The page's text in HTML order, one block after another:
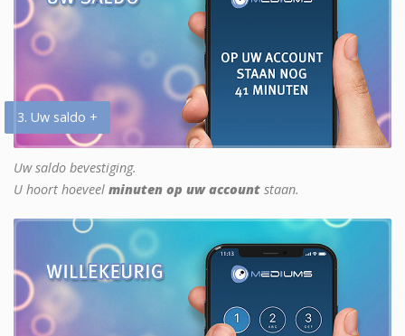
3. Uw saldo +
Uw saldo bevestiging.
U hoort hoeveel minuten op uw account staan.